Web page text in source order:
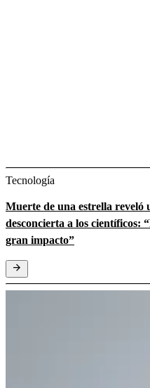
Tecnología
Muerte de una estrella reveló
desconcierta a los científicos:
gran impacto”